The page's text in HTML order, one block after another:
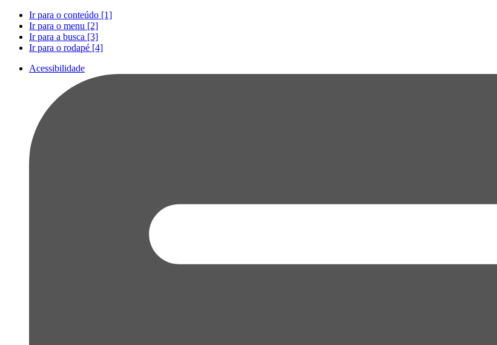
Ir para o conteúdo [1]
Ir para o menu [2]
Ir para a busca [3]
Ir para o rodapé [4]
Acessibilidade